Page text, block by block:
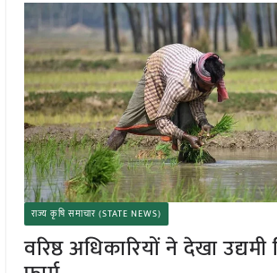
राज्य कृषि समाचार (STATE NEWS)
वरिष्ठ अधिकारियों ने देखा